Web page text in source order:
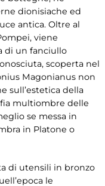
dionisiache ed
antica. Oltre al
viene
di un fanciullo
scoperta nel
Magonianus non
sull’estetica della
multiombre delle
se messa in
in Platone o
di utensili in bronzo
le